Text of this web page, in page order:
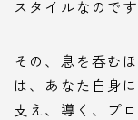
スタイルなのです
その、息を呑む
は、あなた自身
支え、導く、プ